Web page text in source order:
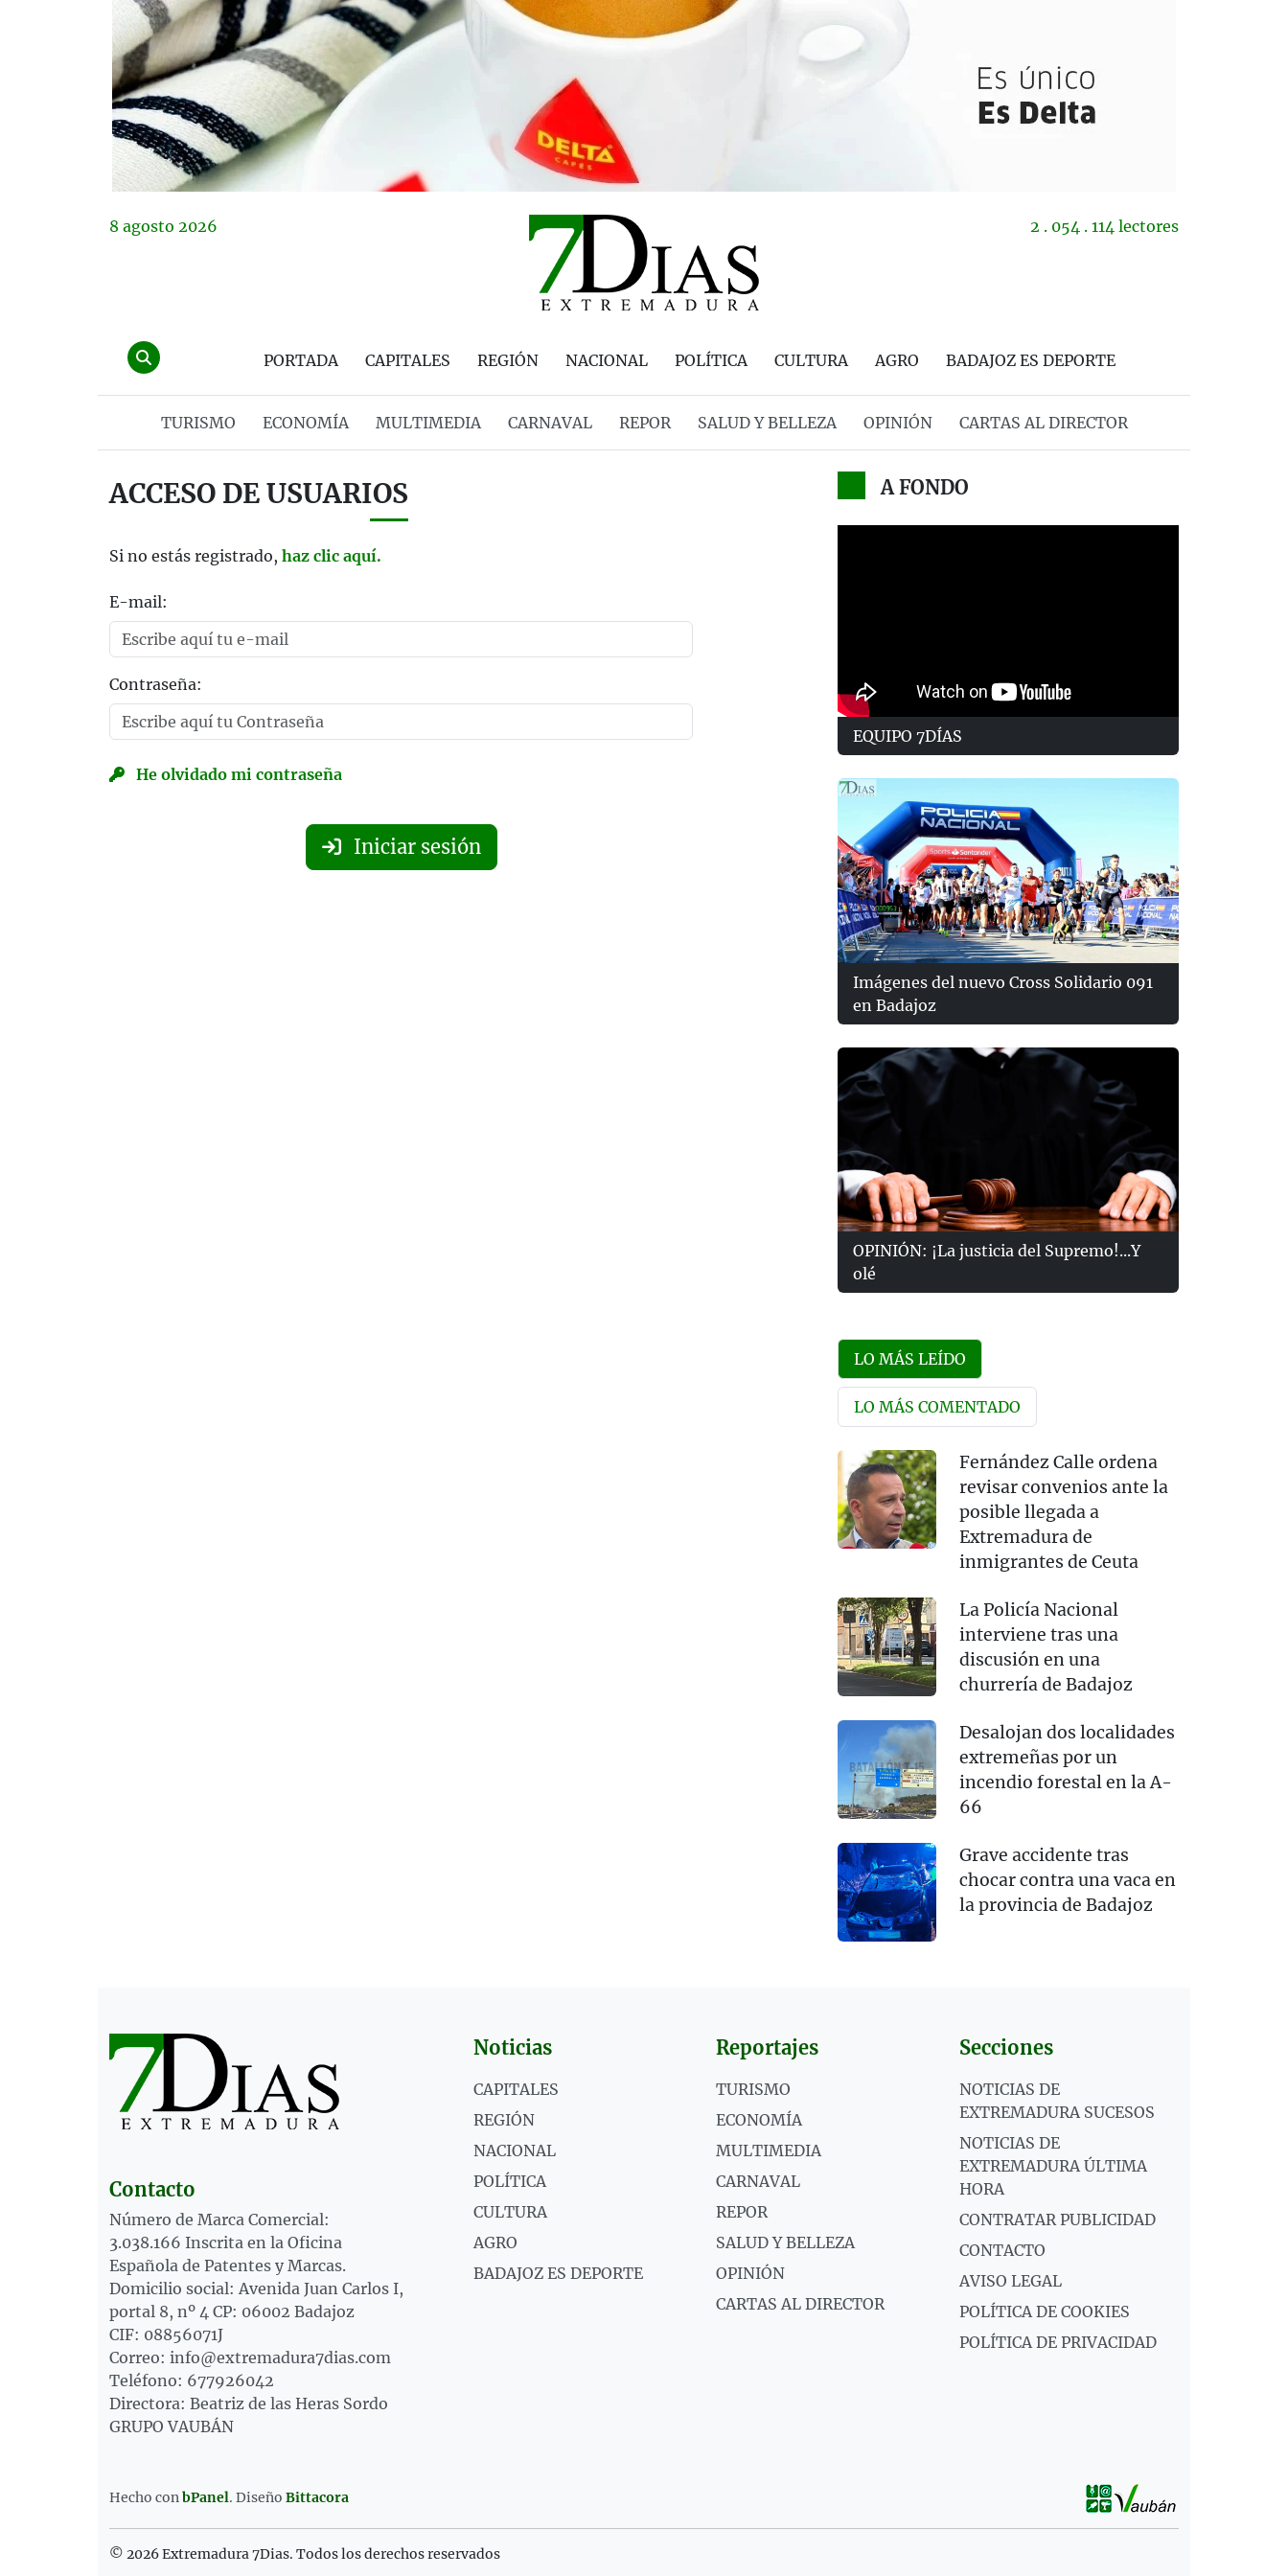
8 agosto 2026 2 . 054 . 114 lectores
PORTADA CAPITALES REGIÓN NACIONAL POLÍTICA CULTURA AGRO BADAJOZ ES DEPORTE
TURISMO ECONOMÍA MULTIMEDIA CARNAVAL REPOR SALUD Y BELLEZA OPINIÓN CARTAS AL DIRECTOR
ACCESO DE USUARIOS
Si no estás registrado, haz clic aquí.
E-mail:
Contraseña:
He olvidado mi contraseña
Iniciar sesión
A FONDO
EQUIPO 7DÍAS
Imágenes del nuevo Cross Solidario 091
en Badajoz
OPINIÓN: ¡La justicia del Supremo!...Y
olé
LO MÁS LEÍDO
LO MÁS COMENTADO
Fernández Calle ordena
revisar convenios ante la
posible llegada a
Extremadura de
inmigrantes de Ceuta
La Policía Nacional
interviene tras una
discusión en una
churrería de Badajoz
Desalojan dos localidades
extremeñas por un
incendio forestal en la A-
66
Grave accidente tras
chocar contra una vaca en
la provincia de Badajoz
Contacto
Número de Marca Comercial:
3.038.166 Inscrita en la Oficina
Española de Patentes y Marcas.
Domicilio social: Avenida Juan Carlos I,
portal 8, nº 4 CP: 06002 Badajoz
CIF: 08856071J
Correo: info@extremadura7dias.com
Teléfono: 677926042
Directora: Beatriz de las Heras Sordo
GRUPO VAUBÁN
Noticias
CAPITALES
REGIÓN
NACIONAL
POLÍTICA
CULTURA
AGRO
BADAJOZ ES DEPORTE
Reportajes
TURISMO
ECONOMÍA
MULTIMEDIA
CARNAVAL
REPOR
SALUD Y BELLEZA
OPINIÓN
CARTAS AL DIRECTOR
Secciones
NOTICIAS DE
EXTREMADURA SUCESOS
NOTICIAS DE
EXTREMADURA ÚLTIMA
HORA
CONTRATAR PUBLICIDAD
CONTACTO
AVISO LEGAL
POLÍTICA DE COOKIES
POLÍTICA DE PRIVACIDAD
Hecho conbPanel. Diseño Bittacora
© 2026 Extremadura 7Dias. Todos los derechos reservados